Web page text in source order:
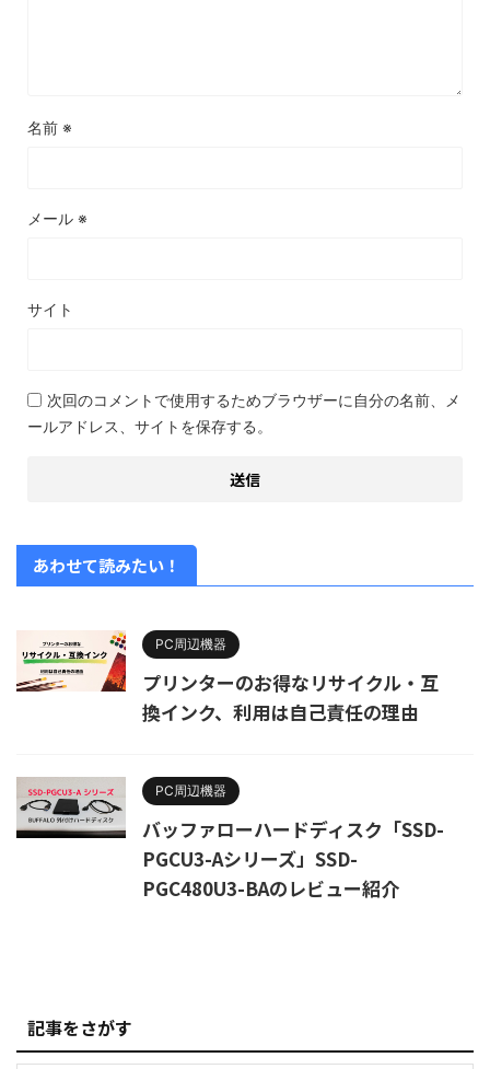
名前 ※
メール ※
サイト
次回のコメントで使用するためブラウザーに自分の名前、メ
ールアドレス、サイトを保存する。
あわせて読みたい！
PC周辺機器
プリンターのお得なリサイクル・互
換インク、利用は自己責任の理由
PC周辺機器
バッファローハードディスク「SSD-
PGCU3-Aシリーズ」SSD-
PGC480U3-BAのレビュー紹介
記事をさがす